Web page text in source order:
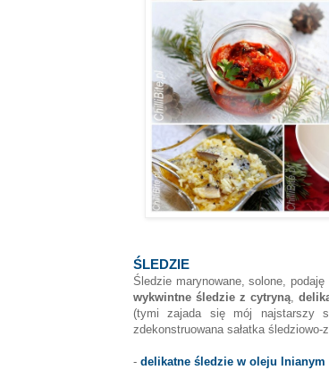
ŚLEDZIE
Śledzie marynowane, solone,
wykwintne śledzie z cytryną,
(tymi zajada się mój najstarszy
zdekonstruowana sałatka
- delikatne śledzie w oleju lnianym